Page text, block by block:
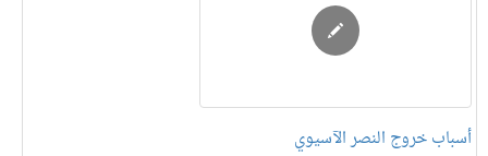
أسباب خروج النصر الآسيوي